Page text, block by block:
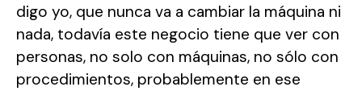
digo yo, que nunca va a cambiar la máquina ni
nada, todavía este negocio tiene que ver con
personas, no solo con máquinas, no sólo con
procedimientos, probablemente en ese